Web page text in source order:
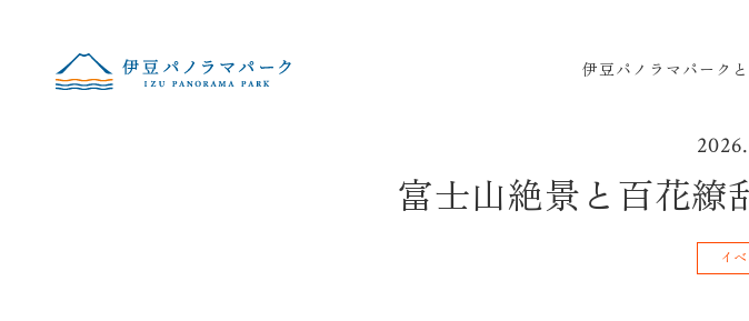
伊豆パノラマパーク
富士山絶景と百花
イ